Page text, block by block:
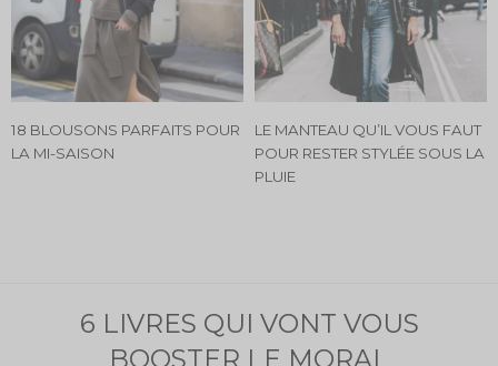
18 BLOUSONS PARFAITS POUR
LA MI-SAISON
LE MANTEAU QU’IL VOUS FAUT
POUR RESTER STYLÉE SOUS LA
PLUIE
6 LIVRES QUI VONT VOUS
BOOSTER LE MORAL